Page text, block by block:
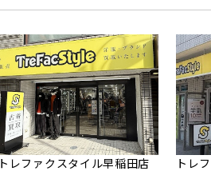
トレファクスタイル早稲田店 トレ